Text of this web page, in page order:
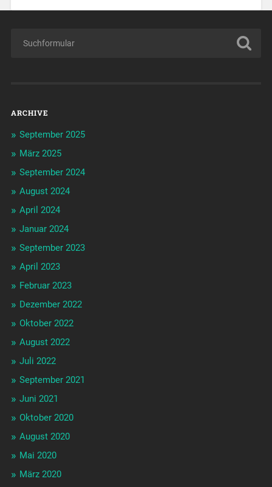
ARCHIVE
September 2025
März 2025
September 2024
August 2024
April 2024
Januar 2024
September 2023
April 2023
Februar 2023
Dezember 2022
Oktober 2022
August 2022
Juli 2022
September 2021
Juni 2021
Oktober 2020
August 2020
Mai 2020
März 2020